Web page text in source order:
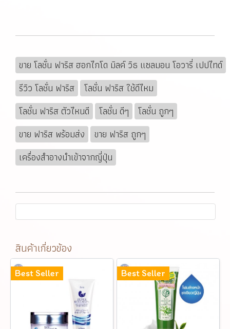
ขาย โลชั่น ฟาริส ฮอกไกโด มิลค์ วิธ แซลมอน โอวารี่ เปปไทด์
รีวิว โลชั่น ฟาริส
โลชั่น ฟาริส ใช้ดีไหม
โลชั่น ฟาริส ตัวไหนดี
โลชั่น ดีๆ
โลชั่น ถูกๆ
ขาย ฟาริส พร้อมส่ง
ขาย ฟาริส ถูกๆ
เครื่องสำอางนำเข้าจากญี่ปุ่น
สินค้าเกี่ยวข้อง
Best Seller Best Seller